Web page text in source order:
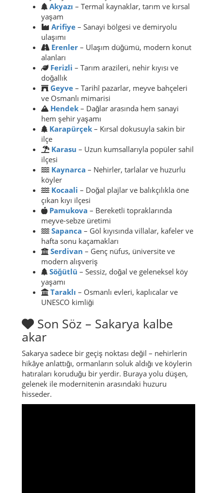
Akyazı – Termal kaynaklar, tarım ve kırsal
yaşam
Arifiye – Sanayi bölgesi ve demiryolu
ulaşımı
Erenler – Ulaşım düğümü, modern konut
alanları
Ferizli – Tarım arazileri, nehir kıyısı ve
doğallık
Geyve – Tarihî pazarlar, meyve bahçeleri
ve Osmanlı mimarisi
Hendek – Dağlar arasında hem sanayi
hem şehir yaşamı
Karapürçek – Kırsal dokusuyla sakin bir
ilçe
Karasu – Uzun kumsallarıyla popüler sahil
ilçesi
Kaynarca – Nehirler, tarlalar ve huzurlu
köyler
Kocaali – Doğal plajlar ve balıkçılıkla öne
çıkan kıyı ilçesi
Pamukova – Bereketli topraklarında
meyve-sebze üretimi
Sapanca – Göl kıyısında villalar, kafeler ve
hafta sonu kaçamakları
Serdivan – Genç nüfus, üniversite ve
modern alışveriş
Söğütlü – Sessiz, doğal ve geleneksel köy
yaşamı
Taraklı – Osmanlı evleri, kaplıcalar ve
UNESCO kimliği
Son Söz – Sakarya kalbe
akar
Sakarya sadece bir geçiş noktası değil – nehirlerin
hikâye anlattığı, ormanların soluk aldığı ve köylerin
hatıraları koruduğu bir yerdir. Buraya yolu düşen,
gelenek ile modernitenin arasındaki huzuru
hisseder.